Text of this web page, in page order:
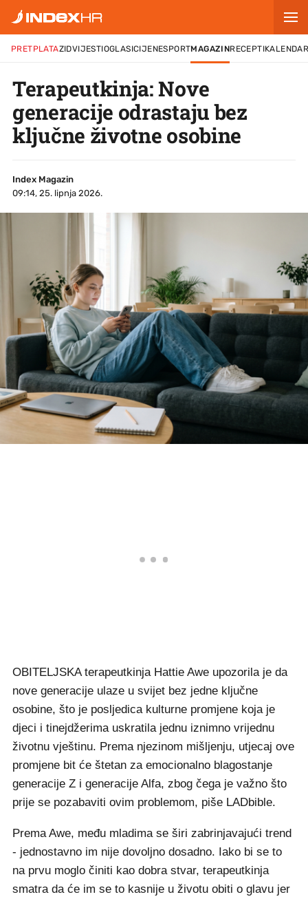
PRETPLATAZIDVIJESTIOGLASICIJENESPORTMAGAZINRECEPTI
Terapeutkinja: Nove
generacije odrastaju bez
ključne životne osobine
Index Magazin
09:14, 25. lipnja 2026.
OBITELJSKA terapeutkinja Hattie Awe upozorila je da
nove generacije ulaze u svijet bez jedne ključne
osobine, što je posljedica kulturne promjene koja je
djeci i tinejdžerima uskratila jednu iznimno vrijednu
životnu vještinu. Prema njezinom mišljenju, utjecaj ove
promjene bit će štetan za emocionalno blagostanje
generacije Z i generacije Alfa, zbog čega je važno što
prije se pozabaviti ovim problemom, piše LADbible.
Prema Awe, među mladima se širi zabrinjavajući trend
- jednostavno im nije dovoljno dosadno. Iako bi se to
na prvu moglo činiti kao dobra stvar, terapeutkinja
smatra da će im se to kasnije u životu obiti o glavu jer